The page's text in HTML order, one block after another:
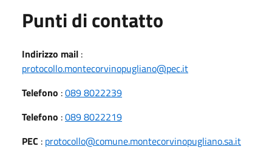
Punti di contatto
Indirizzo mail :
protocollo.montecorvinopugliano@pec.it
Telefono :089 8022239
Telefono :089 8022219
PEC : protocollo@comune.montecorvinopugliano.sa.it